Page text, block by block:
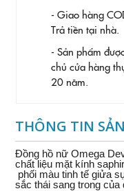
- Giao hàng
Trả tiền tại nhà.
- Sản phẩm
chủ cửa hàng
20 năm.
THÔNG TIN
Đồng hồ nữ Omega
chất liệu mặt kính
phối màu tinh tế giửa
sắc thái sang trong của